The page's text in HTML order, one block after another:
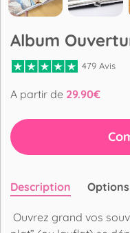
Album
479 Avis
A partir de 29.90€
Description Options
Ouvrez grand vos